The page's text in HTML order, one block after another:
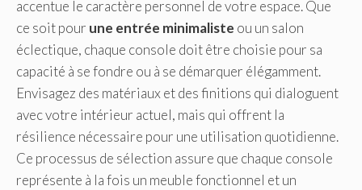
accentue le caractère personnel de votre espace. Que
ce soit pour une entrée minimaliste ou un salon
éclectique, chaque console doit être choisie pour sa
capacité à se fondre ou à se démarquer élégamment.
Envisagez des matériaux et des finitions qui dialoguent
avec votre intérieur actuel, mais qui offrent la
résilience nécessaire pour une utilisation quotidienne.
Ce processus de sélection assure que chaque console
représente à la fois un meuble fonctionnel et un